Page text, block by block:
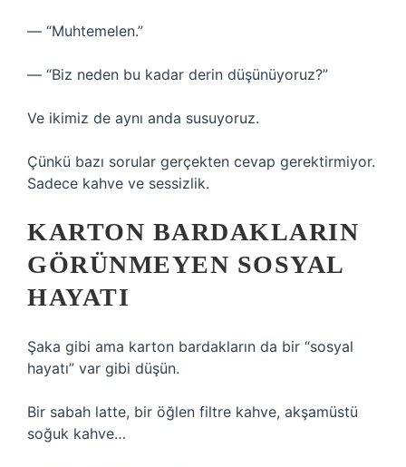
— “Muhtemelen.”
— “Biz neden bu kadar derin düşünüyoruz?”
Ve ikimiz de aynı anda susuyoruz.
Çünkü bazı sorular gerçekten cevap gerektirmiyor.
Sadece kahve ve sessizlik.
KARTON BARDAKLARIN
GÖRÜNMEYEN SOSYAL
HAYATI
Şaka gibi ama karton bardakların da bir “sosyal
hayatı” var gibi düşün.
Bir sabah latte, bir öğlen filtre kahve, akşamüstü
soğuk kahve…